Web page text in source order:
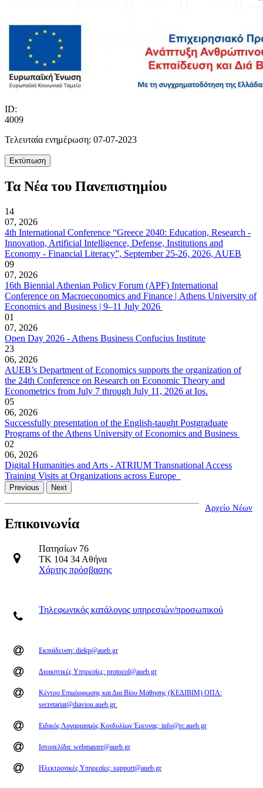
ID:
4009
Τελευταία ενημέρωση: 07-07-2023
Τα Νέα του Πανεπιστημίου
14
07, 2026
4th International Conference “Greece 2040: Education, Research -
Innovation, Artificial Intelligence, Defense, Institutions and
Economy - Financial Literacy”, September 25-26, 2026, AUEB
09
07, 2026
16th Biennial Athenian Policy Forum (APF) International
Conference on Macroeconomics and Finance | Athens University of
Economics and Business | 9–11 July 2026
01
07, 2026
Open Day 2026 - Athens Business Confucius Institute
23
06, 2026
AUEB’s Department of Economics supports the organization of
the 24th Conference on Research on Economic Theory and
Econometrics from July 7 through July 11, 2026 at Ios.
05
06, 2026
Successfully presentation of the English-taught Postgraduate
Programs of the Athens University of Economics and Business
02
06, 2026
Digital Humanities and Arts - ATRIUM Transnational Access
Training Visits at Organizations across Europe
Previous Next
Αρχείο Νέων
Επικοινωνία
Πατησίων 76
ΤΚ 104 34 Αθήνα
Χάρτης πρόσβασης
Τηλεφωνικός κατάλογος υπηρεσιών/προσωπικού
Εκπαίδευση: diekp@aueb.gr
Διοικητικές Υπηρεσίες: protocol@aueb.gr
Κέντρο Επιμόρφωσης και Δια Βίου Μάθησης (ΚΕΔΙΒΙΜ) ΟΠΑ:
secretariat@diaviou.aueb.gr
Ειδικός Λογαριασμός Κονδυλίων Έρευνας: info@rc.aueb.gr
Ιστοσελίδα: webmaster@aueb.gr
Ηλεκτρονικές Υπηρεσίες: support@aueb.gr